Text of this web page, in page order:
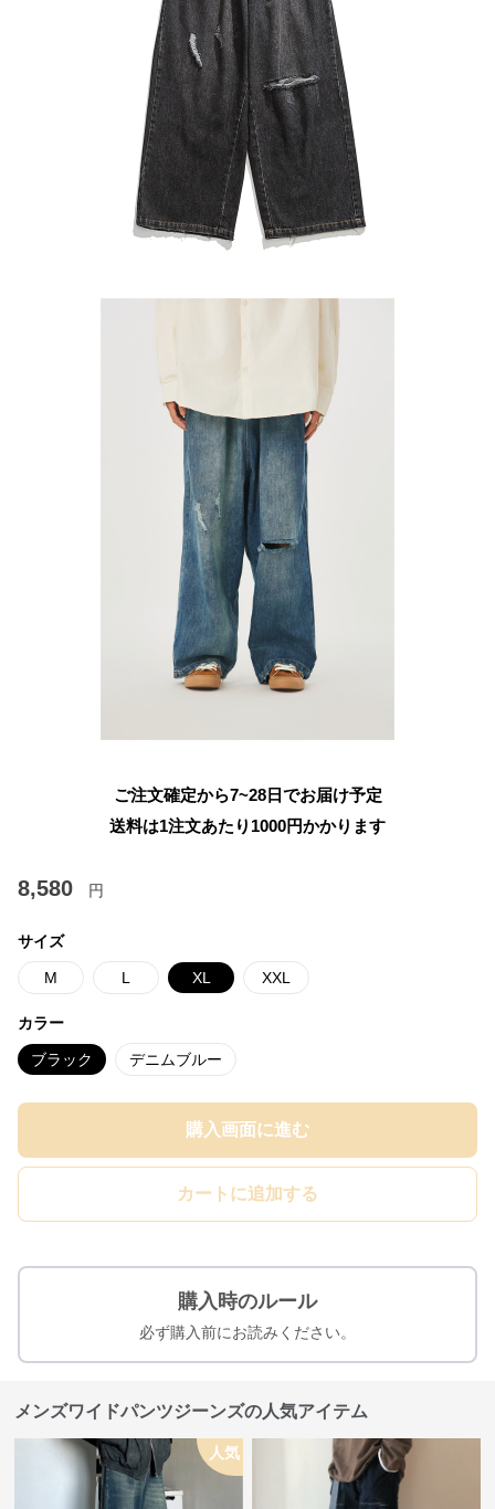
ご注文確定から7~28日でお届け予定
送料は1注文あたり 1000円かかります
8,580 円
サイズ
M L XL XXL
カラー
ブラック デニムブルー
購入画面に進む
カートに追加する
購入時のルール
必ず購入前にお読みください。
メンズワイドパンツジーンズの人気アイテム
人気